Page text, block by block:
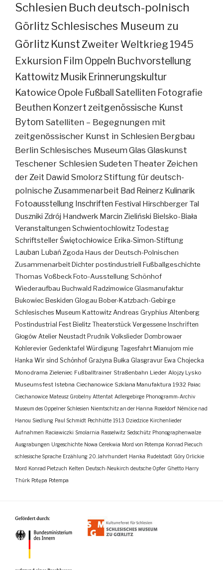
Schlesien Buch deutsch-polnisch
GörlitzSchlesisches Museum zu
Görlitz KunstZweiter Weltkrieg 1945
Exkursion Film Oppeln Buchvorstellung
Kattowitz Musik Erinnerungskultur
KatowiceOpole FußballSatelliten Fotografie
Beuthen Konzertzeitgenössische Kunst
Bytom Satelliten – Begegnungen mit
zeitgenössischer Kunst in Schlesien Bergbau
Berlin Schlesisches MuseumGlas Glaskunst
Teschener Schlesien Sudeten TheaterZeichen
der Zeit Dawid SmolorzStiftung für deutsch-
polnische Zusammenarbeit Bad Reinerz Kulinarik
Fotoausstellung Inschriften Festival Hirschberger Tal
Duszniki Zdrój Handwerk Marcin Zieliński Bielsko-Biała
Veranstaltungen SchwientochlowitzTodestag
SchriftstellerŚwiętochłowice Erika-Simon-Stiftung
Lauban LubańZgoda Haus der Deutsch-Polnischen
ZusammenarbeitDichterpostindustriell Fußballgeschichte
Thomas VoßbeckFoto-AusstellungSchönhof
Wiederaufbau Buchwald Radzimowice Glasmanufaktur
Bukowiec Beskiden Glogau Bober-Katzbach-Gebirge
Schlesisches Museum Kattowitz Andreas Gryphius Altenberg
Postindustrial Fest Bielitz Theaterstück Vergessene Inschriften
Głogów Atelier Neustadt Prudnik Volkslieder Dombrowaer
Kohlerevier Gedenktafel Würdigung Tagesfahrt Mianujom mie
Hanka Wir sind Schönhof Grażyna Bułka Glasgravur Ewa Chojecka
Monodrama Zieleniec Fußballtrainer Straßenbahn Lieder Alojzy Lysko
Museumsfest Istebna Ciechanowice Szklana Manufaktura 1932 Pałac
Ciechanowice Mateusz Grobelny Attentat Adlergebirge Phonogramm-Archiv
Museum des Oppelner Schlesien Niemtschitz an der Hanna Roseldorf Némčice nad
Hanou Siedlung Paul Schmidt Pechhütte 1913 Dziedzice Kirchenlieder
Aufnahmen Racławiczki Smolarnia Rasselwitz Sedschütz Phonographenwalze
Ausgrabungen Urgeschichte Nowa Cerekwia Mord von Potempa Konrad Piecuch
schlesische Sprache Erzählung 20. Jahrhundert Hanka Rudelstadt Góry Orlickie
Mord Konrad Pietzuch Kelten Deutsch-Neukirch deutsche Opfer Ghetto Harry
Thürk Potępa Potempa